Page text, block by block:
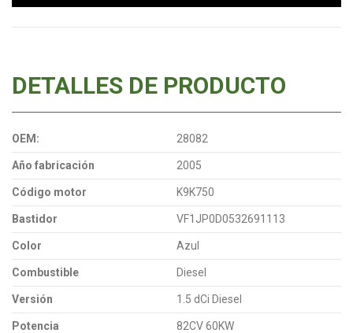
DETALLES DE PRODUCTO
OEM: 28082
Año fabricación 2005
Código motor K9K750
Bastidor VF1JP0D0532691113
Color Azul
Combustible Diesel
Versión 1.5 dCi Diesel
Potencia 82CV 60KW